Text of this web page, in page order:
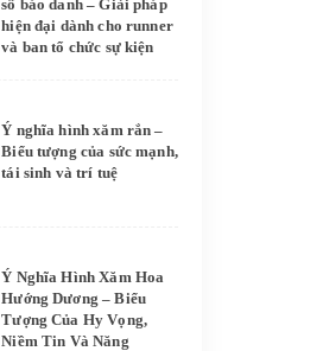
số báo danh – Giải pháp
hiện đại dành cho runner
và ban tổ chức sự kiện
Ý nghĩa hình xăm rắn –
Biểu tượng của sức mạnh,
tái sinh và trí tuệ
Ý Nghĩa Hình Xăm Hoa
Hướng Dương – Biểu
Tượng Của Hy Vọng,
Niềm Tin Và Năng